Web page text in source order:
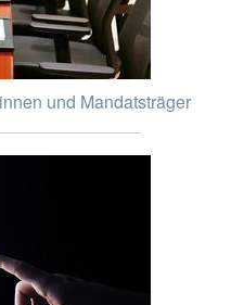
und Mandatsträger